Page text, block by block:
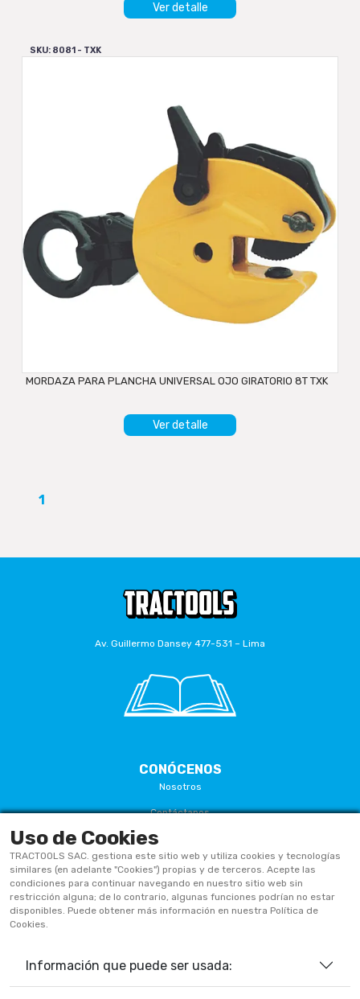
Ver detalle
SKU: 8081 - TXK
MORDAZA PARA PLANCHA UNIVERSAL OJO GIRATORIO 8T TXK
Ver detalle
1
Av. Guillermo Dansey 477-531 – Lima
CONÓCENOS
Nosotros
Contáctanos
Términos Y Condiciones
Políticas De Privacidad
Políticas De Cookies
Preguntas Frecuentes
933906515
Uso de Cookies
TRACTOOLS SAC. gestiona este sitio web y utiliza cookies y tecnologías
similares (en adelante "Cookies") propias y de terceros. Acepte las
condiciones para continuar navegando en nuestro sitio web sin
restricción alguna; de lo contrario, algunas funciones podrían no estar
disponibles. Puede obtener más información en nuestra Política de
Cookies.
Información que puede ser usada: